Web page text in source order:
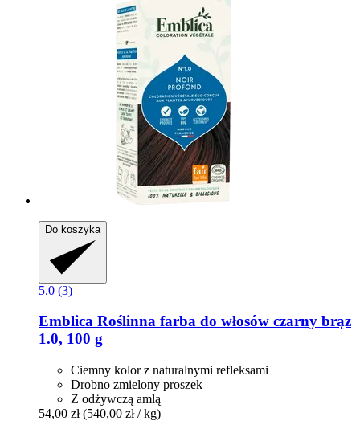
Do koszyka
5.0 (3)
Emblica Roślinna farba do włosów czarny brąz
1.0, 100 g
Ciemny kolor z naturalnymi refleksami
Drobno zmielony proszek
Z odżywczą amlą
54,00 zł (540,00 zł / kg)